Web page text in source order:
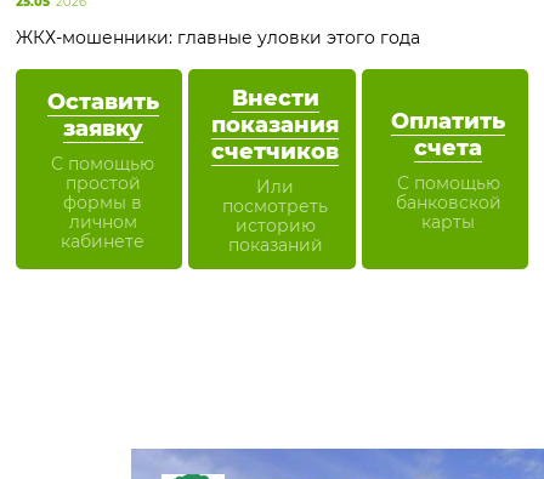
Оставить
заявку
С помощью
простой
формы в
личном
кабинете
Внести
показания
счетчиков
Или
посмотреть
историю
показаний
Оплатить
счета
С помощью
банковской
карты
ЖКХ-мошенники: главные уловки этого года